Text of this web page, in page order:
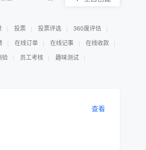
投票 投票评选
360度评估
在线订单 在线记事
在线收款
验 员工考核
趣味测试
查看